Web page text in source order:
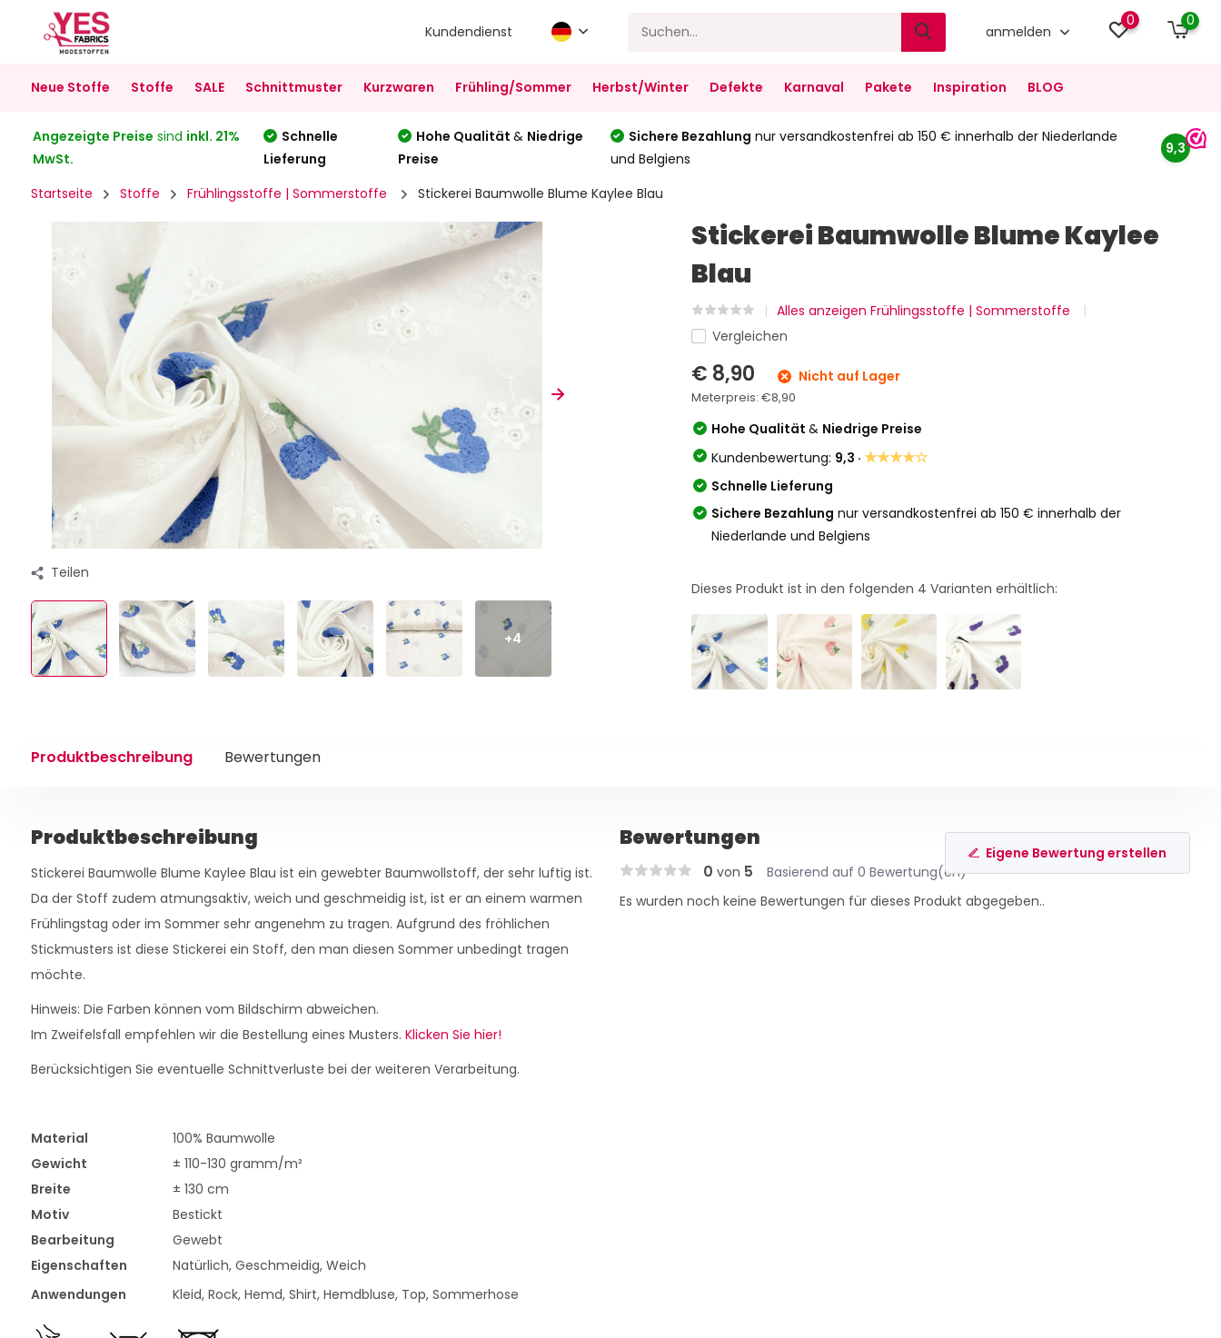
Kundendienst anmelden
0 0
Neue Stoffe Stoffe SALE Schnittmuster Kurzwaren Frühling/Sommer Herbst/Winter Defekte Karnaval Pakete Inspiration BLOG
Angezeigte Preise sind inkl. 21%
MwSt.
Schnelle
Lieferung
Hohe Qualität& Niedrige
Preise
Sichere Bezahlung nur versandkostenfrei ab 150 € innerhalb der Niederlande
und Belgiens
9,3
Startseite Stoffe Frühlingsstoffe | Sommerstoffe Stickerei Baumwolle Blume Kaylee Blau
Teilen
+4
Stickerei Baumwolle Blume Kaylee
Blau
Alles anzeigen Frühlingsstoffe | Sommerstoffe
Vergleichen
€ 8,90 Nicht auf Lager
Meterpreis:€8,90
Hohe Qualität& Niedrige Preise
Kundenbewertung: 9,3 ·★★★★☆
Schnelle Lieferung
Sichere Bezahlung nur versandkostenfrei ab 150 € innerhalb der
Niederlande und Belgiens
Dieses Produkt ist in den folgenden 4 Varianten erhältlich:
Produktbeschreibung Bewertungen
Produktbeschreibung
Stickerei Baumwolle Blume Kaylee Blau ist ein gewebter Baumwollstoff, der sehr luftig ist.
Da der Stoff zudem atmungsaktiv, weich und geschmeidig ist, ist er an einem warmen
Frühlingstag oder im Sommer sehr angenehm zu tragen. Aufgrund des fröhlichen
Stickmusters ist diese Stickerei ein Stoff, den man diesen Sommer unbedingt tragen
möchte.
Hinweis: Die Farben können vom Bildschirm abweichen.
Im Zweifelsfall empfehlen wir die Bestellung eines Musters. Klicken Sie hier!
Berücksichtigen Sie eventuelle Schnittverluste bei der weiteren Verarbeitung.
Material
100% Baumwolle
Gewicht
± 110-130 gramm/m²
Breite
± 130 cm
Motiv
Bestickt
Bearbeitung
Gewebt
Eigenschaften
Natürlich, Geschmeidig, Weich
Anwendungen
Kleid, Rock, Hemd, Shirt, Hemdbluse, Top, Sommerhose
Bewertungen
0 von 5 Basierend auf 0 Bewertung(en)
Eigene Bewertung erstellen
Es wurden noch keine Bewertungen für dieses Produkt abgegeben..